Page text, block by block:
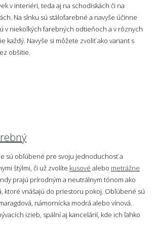
v interiéri, teda aj na schodiskách či na
Na slnku sú stálofarebné a navyše účinne
v niekoľkých farebných odtieňoch a v rôznych
každý. Navyše si môžete zvoliť ako variant s
obšitie.
sú obľúbené pre svoju jednoduchosť a
štýlmi, či už zvolíte kusové alebo metrážne
prajú prírodným a neutrálnym tónom ako
ktoré vnášajú do priestoru pokoj. Obľúbené sú
námornícka modrá alebo vínová.
izieb, spální aj kancelárií, kde ich ľahko